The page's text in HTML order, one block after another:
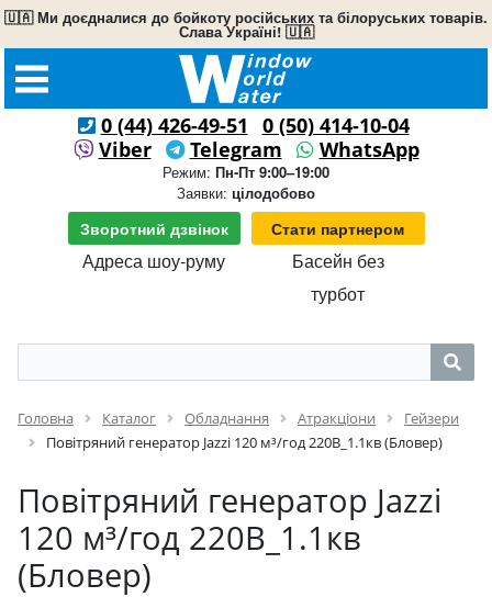
🇺🇦 Ми доєдналися до бойкоту російських та білоруських товарів.
Слава Україні! 🇺🇦
0 (44) 426-49-51
0 (50) 414-10-04
Viber
Telegram WhatsApp
Режим: Пн-Пт 9:00–19:00
Заявки: цілодобово
Зворотний дзвінок Стати партнером
Адреса шоу-руму
Басейн без
турбот
Головна Каталог Обладнання Атракціони
Гейзери
Повітряний генератор Jazzi 120 м³/год 220В_1.1кв (Бловер)
Повітряний генератор Jazzi
120 м³/год 220В_1.1кв
(Бловер)